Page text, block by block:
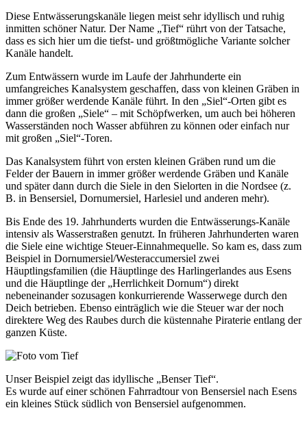
Diese Entwässerungskanäle liegen meist sehr idyllisch und ruhig
inmitten schöner Natur. Der Name „Tief“ rührt von der Tatsache,
dass es sich hier um die tiefst- und größtmögliche Variante solcher
Kanäle handelt.
Zum Entwässern wurde im Laufe der Jahrhunderte ein
umfangreiches Kanalsystem geschaffen, dass von kleinen Gräben in
immer größer werdende Kanäle führt. In den „Siel“-Orten gibt es
dann die großen „Siele“ – mit Schöpfwerken, um auch bei höheren
Wasserständen noch Wasser abführen zu können oder einfach nur
mit großen „Siel“-Toren.
Das Kanalsystem führt von ersten kleinen Gräben rund um die
Felder der Bauern in immer größer werdende Gräben und Kanäle
und später dann durch die Siele in den Sielorten in die Nordsee (z.
B. in Bensersiel, Dornumersiel, Harlesiel und anderen mehr).
Bis Ende des 19. Jahrhunderts wurden die Entwässerungs-Kanäle
intensiv als Wasserstraßen genutzt. In früheren Jahrhunderten waren
die Siele eine wichtige Steuer-Einnahmequelle. So kam es, dass zum
Beispiel in Dornumersiel/Westeraccumersiel zwei
Häuptlingsfamilien (die Häuptlinge des Harlingerlandes aus Esens
und die Häuptlinge der „Herrlichkeit Dornum“) direkt
nebeneinander sozusagen konkurrierende Wasserwege durch den
Deich betrieben. Ebenso einträglich wie die Steuer war der noch
direktere Weg des Raubes durch die küstennahe Piraterie entlang der
ganzen Küste.
Unser Beispiel zeigt das idyllische „Benser Tief“.
Es wurde auf einer schönen Fahrradtour von Bensersiel nach Esens
ein kleines Stück südlich von Bensersiel aufgenommen.